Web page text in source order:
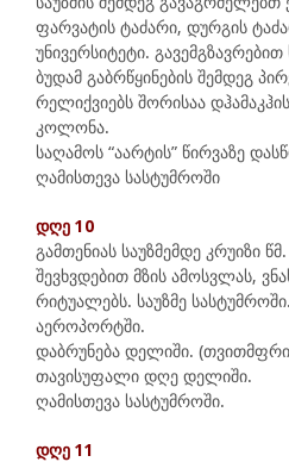
ფარვატის ტაძარი, დურგის
უნივერსიტეტი.
ბუდამ გაბრწყინების შემდეგ
რელიქვიებს შორისაა
კოლონა.
საღამოს “აარტის” წირვაზე
ღამისთევა სასტუმროში
დღე 10
გამთენიას საუზმემდე კრუიზი
შევხვდებით მზის ამოსვლას,
რიტუალებს. საუზმე
აეროპორტში.
დაბრუნება დელიში.
თავისუფალი დღე დელიში.
ღამისთევა სასტუმროში.
დღე 11